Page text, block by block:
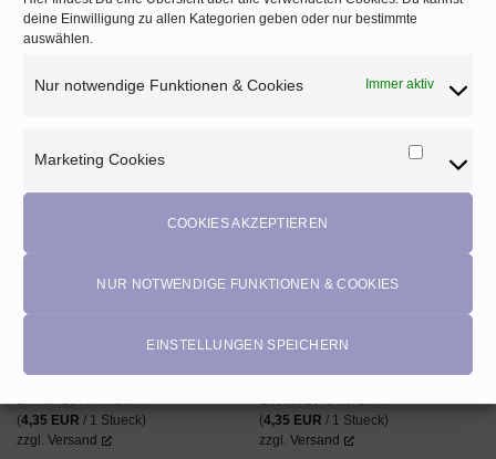
deine Einwilligung zu allen Kategorien geben oder nur bestimmte
auswählen.
Nur notwendige Funktionen & Cookies Immer aktiv
Marketing Cookies
Cookies
COOKIES AKZEPTIEREN
NUR NOTWENDIGE FUNKTIONEN & COOKIES
EINSTELLUNGEN SPEICHERN
Enthält 20% MwSt. AT
EUR
Enthält 20% MwSt. AT
AUF DEN
WUNSCHZETTEL
SERAFLEX® – 130 Meter ♡
(4,35 EUR / 1 Stueck)
zzgl. Versand
WUNSCHZETTEL
SERAFLEX® – 130 Meter ♡
(4,35 EUR / 1 Stueck)
zzgl. Versand